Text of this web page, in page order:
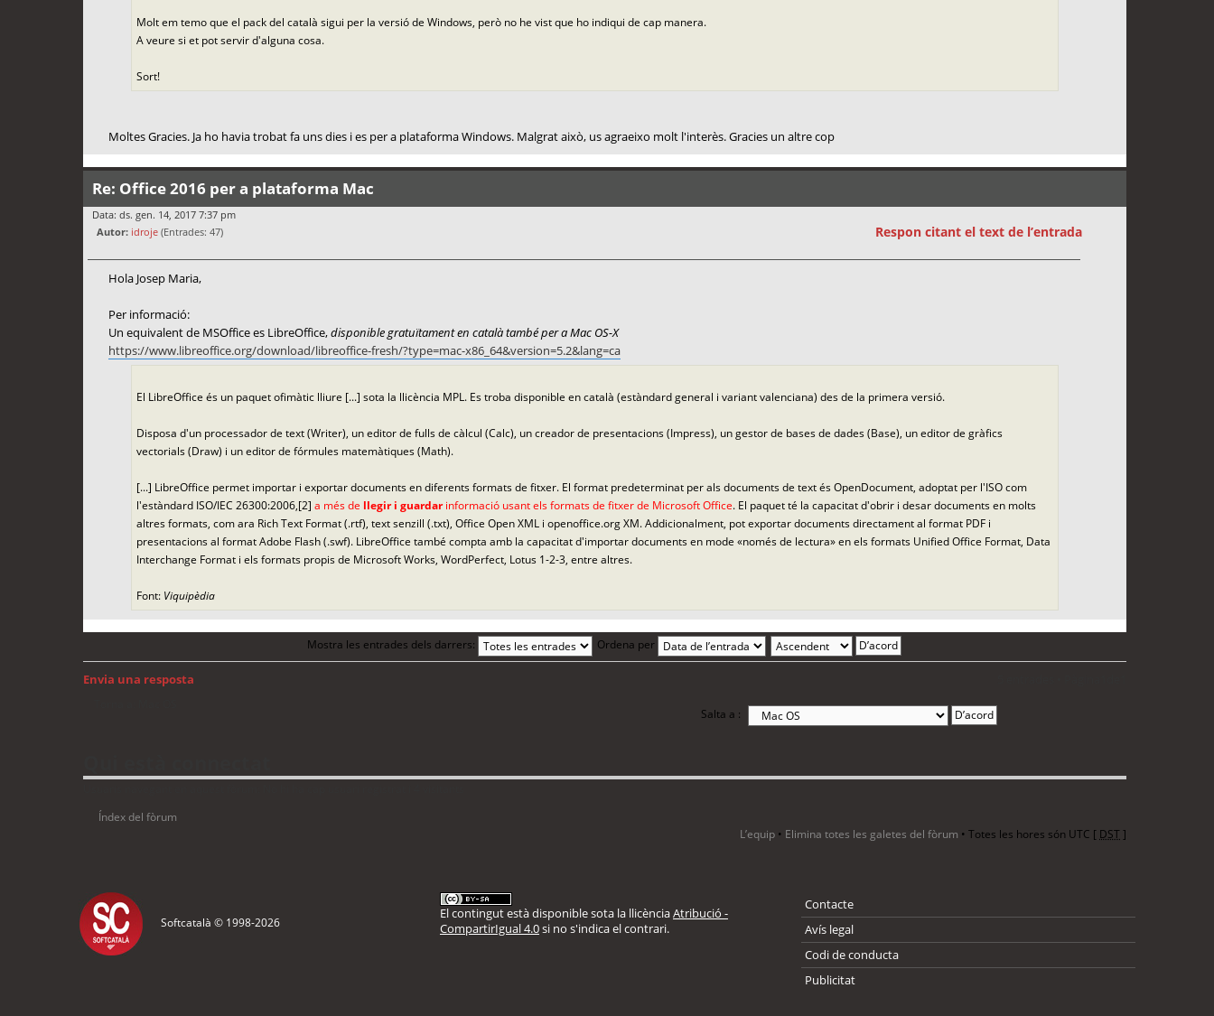
Molt em temo que el pack del català sigui per la versió de Windows, però no he vist que ho indiqui de cap manera.
A veure si et pot servir d'alguna cosa.
Sort!
Moltes Gracies. Ja ho havia trobat fa uns dies i es per a plataforma Windows. Malgrat això, us agraeixo molt l'interès. Gracies un altre cop
Re: Office 2016 per a plataforma Mac
Data: ds. gen. 14, 2017 7:37 pm
Autor: idroje (Entrades: 47) Respon citant el text de l’entrada
Hola Josep Maria,
Per informació:
Un equivalent de MSOffice es LibreOffice,disponible gratuïtament en català també per a Mac OS-X
https://www.libreoffice.org/download/libreoffice-fresh/?type=mac-x86_64&version=5.2&lang=ca
El LibreOffice és un paquet ofimàtic lliure [...] sota la llicència MPL. Es troba disponible en català (estàndard general i variant valenciana) des de la primera versió.
Disposa d'un processador de text (Writer), un editor de fulls de càlcul (Calc), un creador de presentacions (Impress), un gestor de bases de dades (Base), un editor de gràfics
vectorials (Draw) i un editor de fórmules matemàtiques (Math).
[...] LibreOffice permet importar i exportar documents en diferents formats de fitxer. El format predeterminat per als documents de text és OpenDocument, adoptat per l'ISO com
l'estàndard ISO/IEC 26300:2006,[2] a més de llegir i guardarinformació usant els formats de fitxer de Microsoft Office. El paquet té la capacitat d'obrir i desar documents en molts
altres formats, com ara Rich Text Format (.rtf), text senzill (.txt), Office Open XML i openoffice.org XM. Addicionalment, pot exportar documents directament al format PDF i
presentacions al format Adobe Flash (.swf). LibreOffice també compta amb la capacitat d'importar documents en mode «només de lectura» en els formats Unified Office Format, Data
Interchange Format i els formats propis de Microsoft Works, WordPerfect, Lotus 1-2-3, entre altres.
Font: Viquipèdia
Mostra les entrades dels darrers: Ordena per
Envia una resposta
Salta a :
Índex del fòrum
L’equip • Elimina totes les galetes del fòrum • Totes les hores són UTC [ DST]
Softcatalà © 1998-2026
El contingut està disponible sota la llicènciaAtribució -
CompartirIgual 4.0si no s'indica el contrari.
Contacte
Avís legal
Codi de conducta
Publicitat